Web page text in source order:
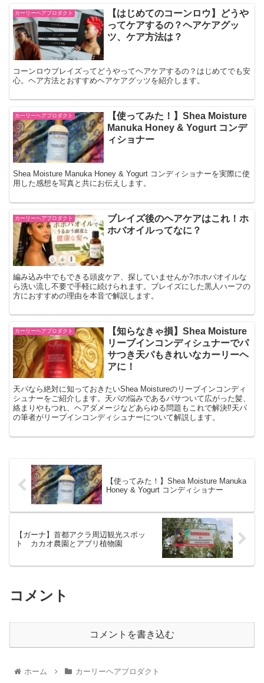
カーリーヘアプロダクト
【はじめてのコーンロウ】どうや
ってケアするの？ヘアケアグッ
ツ、ケア方法は？
コーンロウブレイズってどうやってヘアケアするの？はじめてでも安
心。ヘア方法とおすすめヘアケアグッツを紹介します。
カーリーヘアプロダクト
【使ってみた！】Shea Moisture
Manuka Honey & Yogurt コンデ
ィショナー
Shea Moisture Manuka Honey & Yogurt コンディショナーを実際に使
用した感想を写真と共にお伝えします。
カーリーヘアプロダクト
ブレイズ後のヘアケアはこれ！ホ
ホバオイルってなに？
編み込み中でもできる頭皮ケア、探していませんか?ホホバオイルな
ら洗い流し不要で手軽に続けられます。ブレイズにした黒人ハーフの
方におすすめの理由を本音で解説します。
カーリーヘアプロダクト
【知らなきゃ損】Shea Moisture
リーブインコンディシュナーでパ
サつき天パもきれいなカーリーヘ
アに！
天パなら絶対に知っておきたいShea Moistureのリーブインコンディ
シュナーをご紹介します。天パの悩みであるパサついて広がった髪、
絡まりやもつれ、ヘアダメージなどあらゆる問題もこれで解決⁉天パ
の筆者がリーブインコンディシュナーについて解説します。
【使ってみた！】Shea Moisture Manuka
Honey & Yogurt コンディショナー
【ガーナ】首都アクラ周辺観光スポッ
ト カカオ農園とアブリ植物園
コメント
コメントを書き込む
ホーム カーリーヘアプロダクト